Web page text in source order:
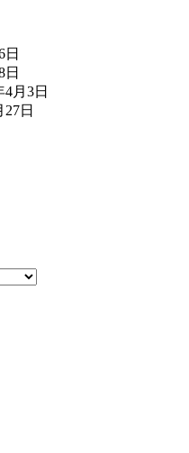
日
日
4月3日
27日